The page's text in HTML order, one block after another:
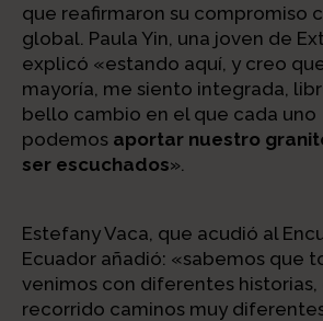
que reafirmaron su compromiso
global. Paula Yin, una joven de
explicó «estando aquí, y creo
mayoría, me siento integrada,
bello cambio en el que cada uno
podemos aportar nuestro
ser escuchados».
Estefany Vaca, que acudió al
Ecuador añadió: «sabemos que
venimos con diferentes historias,
recorrido caminos muy